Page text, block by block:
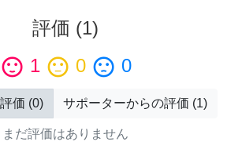
評価 (1)
sentiment_satisfied 1 sentiment_neutral 0 sentiment_dissatisfied 0
価 (0) サポーターからの評価 (1)
まだ評価はありません